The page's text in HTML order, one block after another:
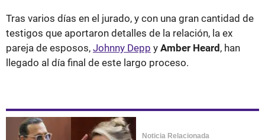
Tras varios días en el jurado, y con una gran cantidad de
testigos que aportaron detalles de la relación, la ex
pareja de esposos, Johnny Depp y Amber Heard, han
llegado al día final de este largo proceso.
Noticia Relacionada